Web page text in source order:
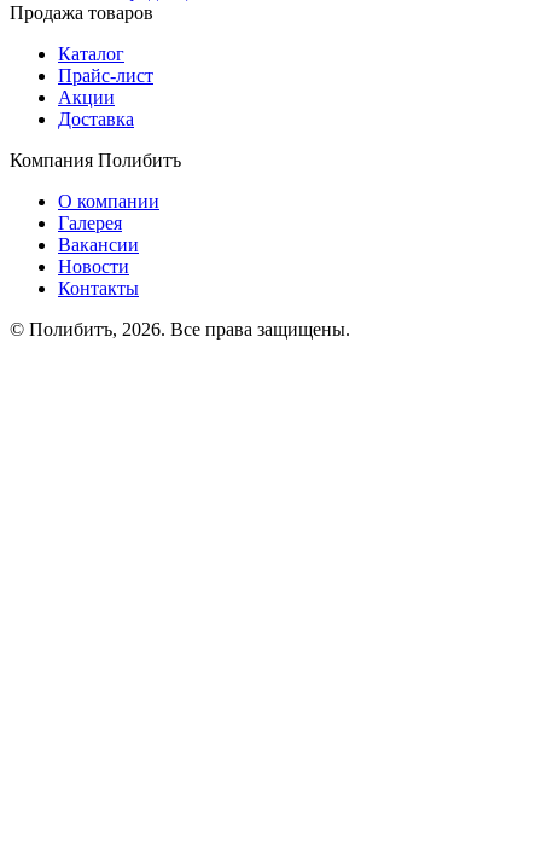
Продажа товаров
Каталог
Прайс-лист
Акции
Доставка
Компания Полибитъ
О компании
Галерея
Вакансии
Новости
Контакты
© Полибитъ, 2026. Все права защищены.